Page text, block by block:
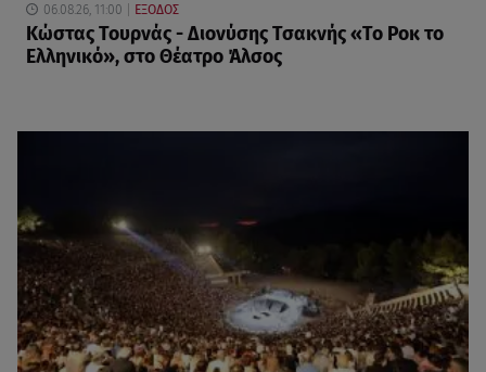
06.08.26, 11:00 ΕΞΟΔΟΣ
Κώστας Τουρνάς - Διονύσης Τσακνής «Το Ροκ το
Ελληνικό», στο Θέατρο Άλσος